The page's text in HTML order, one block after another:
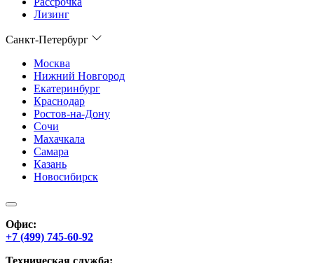
Лизинг
Санкт-Петербург
Москва
Нижний Новгород
Екатеринбург
Краснодар
Ростов-на-Дону
Сочи
Махачкала
Самара
Казань
Новосибирск
Офис:
+7 (499) 745-60-92
Техническая служба: